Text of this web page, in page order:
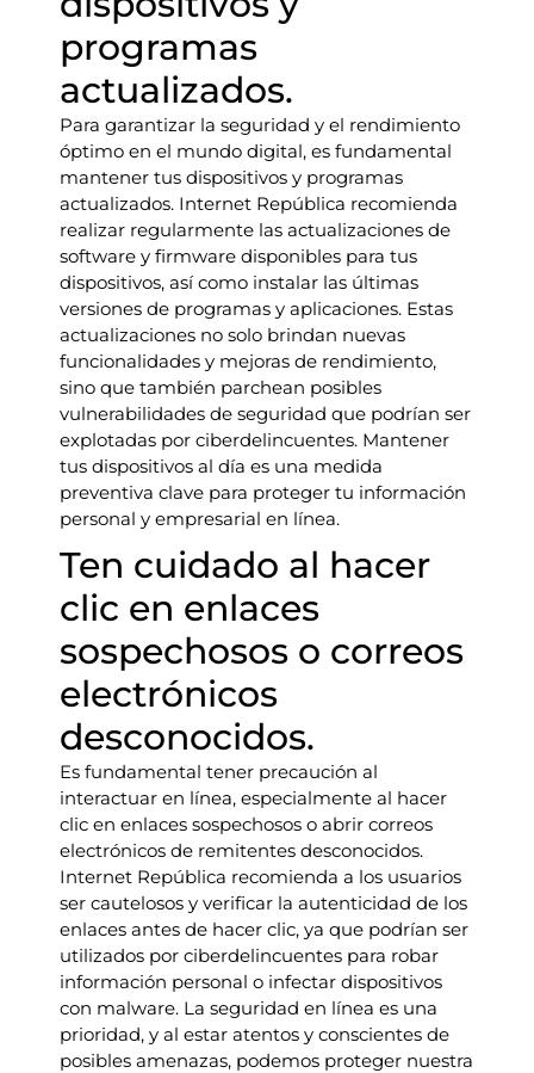
programas
actualizados.
Para garantizar la seguridad y el rendimiento
óptimo en el mundo digital, es fundamental
mantener tus dispositivos y programas
actualizados. Internet República recomienda
realizar regularmente las actualizaciones de
software y firmware disponibles para tus
dispositivos, así como instalar las últimas
versiones de programas y aplicaciones. Estas
actualizaciones no solo brindan nuevas
funcionalidades y mejoras de rendimiento,
sino que también parchean posibles
vulnerabilidades de seguridad que podrían ser
explotadas por ciberdelincuentes. Mantener
tus dispositivos al día es una medida
preventiva clave para proteger tu información
personal y empresarial en línea.
Ten cuidado al hacer
clic en enlaces
sospechosos o correos
electrónicos
desconocidos.
Es fundamental tener precaución al
interactuar en línea, especialmente al hacer
clic en enlaces sospechosos o abrir correos
electrónicos de remitentes desconocidos.
Internet República recomienda a los usuarios
ser cautelosos y verificar la autenticidad de los
enlaces antes de hacer clic, ya que podrían ser
utilizados por ciberdelincuentes para robar
información personal o infectar dispositivos
con malware. La seguridad en línea es una
prioridad, y al estar atentos y conscientes de
posibles amenazas, podemos proteger nuestra